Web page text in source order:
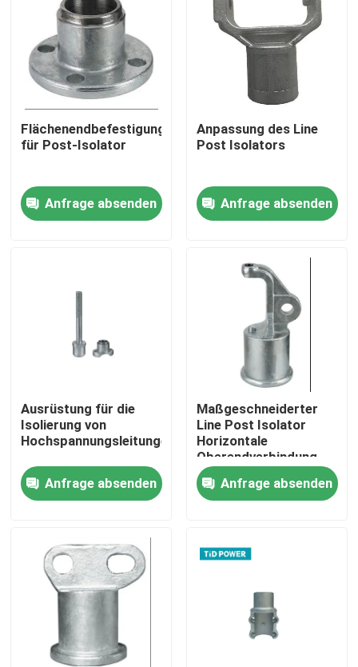
Zu Hause
Über uns
Werksbesichtigung
Neuigkeiten
Bitte um ein Angebot
Eisenbahnisolator
Flächenendbefestigung
für Post-Isolator
Anfrage absenden
Anpassung des Line
Post Isolators
Anfrage absenden
Ausrüstung für die
Isolierung von
Hochspannungsleitungen
Anfrage absenden
Maßgeschneiderter
Line Post Isolator
Horizontale
Oberendverbindung
Anfrage absenden